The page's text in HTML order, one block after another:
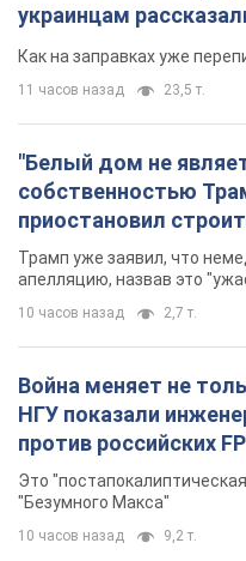
украинцам
Как на заправках уже
11 часов назад 23,5 т.
"Белый дом не
собственностью
приостановил
бального зала
долларов
Трамп уже заявил, что
апелляцию, назвав это
10 часов назад 2,7 т.
Война меняет не
НГУ показали
против российских
Фото
Это
"Безумного Макса"
10 часов назад 9,2 т.